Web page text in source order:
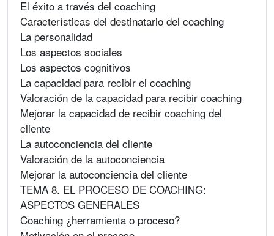
El éxito a través del coaching
Características del destinatario del coaching
La personalidad
Los aspectos sociales
Los aspectos cognitivos
La capacidad para recibir el coaching
Valoración de la capacidad para recibir coaching
Mejorar la capacidad de recibir coaching del
cliente
La autoconciencia del cliente
Valoración de la autoconciencia
Mejorar la autoconciencia del cliente
TEMA 8. EL PROCESO DE COACHING:
ASPECTOS GENERALES
Coaching ¿herramienta o proceso?